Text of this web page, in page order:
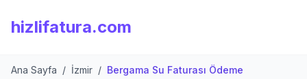
hizlifatura.com
Ana Sayfa / İzmir / Bergama Su Faturası Ödeme